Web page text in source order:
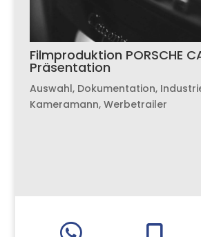
Filmproduktion PORSCHE
Präsentation
Auswahl, Dokumentation,
Kameramann, Werbetrailer